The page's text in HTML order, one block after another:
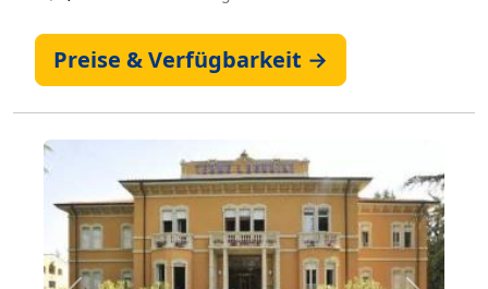
Preise & Verfügbarkeit →